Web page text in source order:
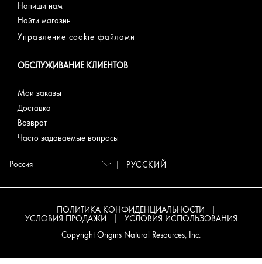
Напиши нам
Найти магазин
Управление cookie файлами
ОБСЛУЖИВАНИЕ КЛИЕНТОВ
Мои заказы
Доставка
Возврат
Часто задаваемые вопросы
РУССКИЙ
ПОЛИТИКА КОНФИДЕНЦИАЛЬНОСТИ
УСЛОВИЯ ПРОДАЖИ
УСЛОВИЯ ИСПОЛЬЗОВАНИЯ
Copyright Origins Natural Resources, Inc.